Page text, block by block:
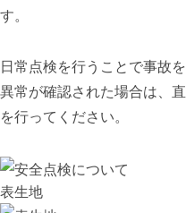
す。
日常点検を行うことで事故
異常が確認された場合は、
を行ってください。
表生地